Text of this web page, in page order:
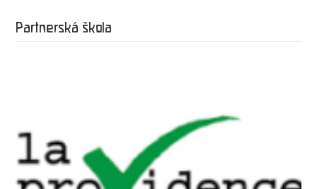
Partnerská škola